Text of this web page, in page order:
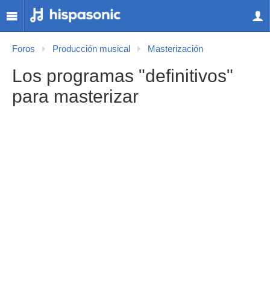
Foros Producción musical Masterización
Los programas "definitivos"
para masterizar